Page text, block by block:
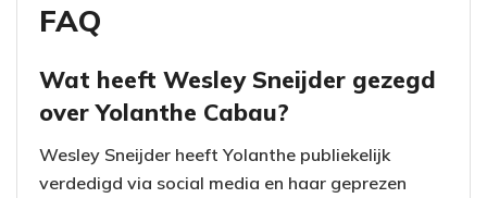
FAQ
Wat heeft Wesley Sneijder gezegd
over Yolanthe Cabau?
Wesley Sneijder heeft Yolanthe publiekelijk
verdedigd via social media en haar geprezen